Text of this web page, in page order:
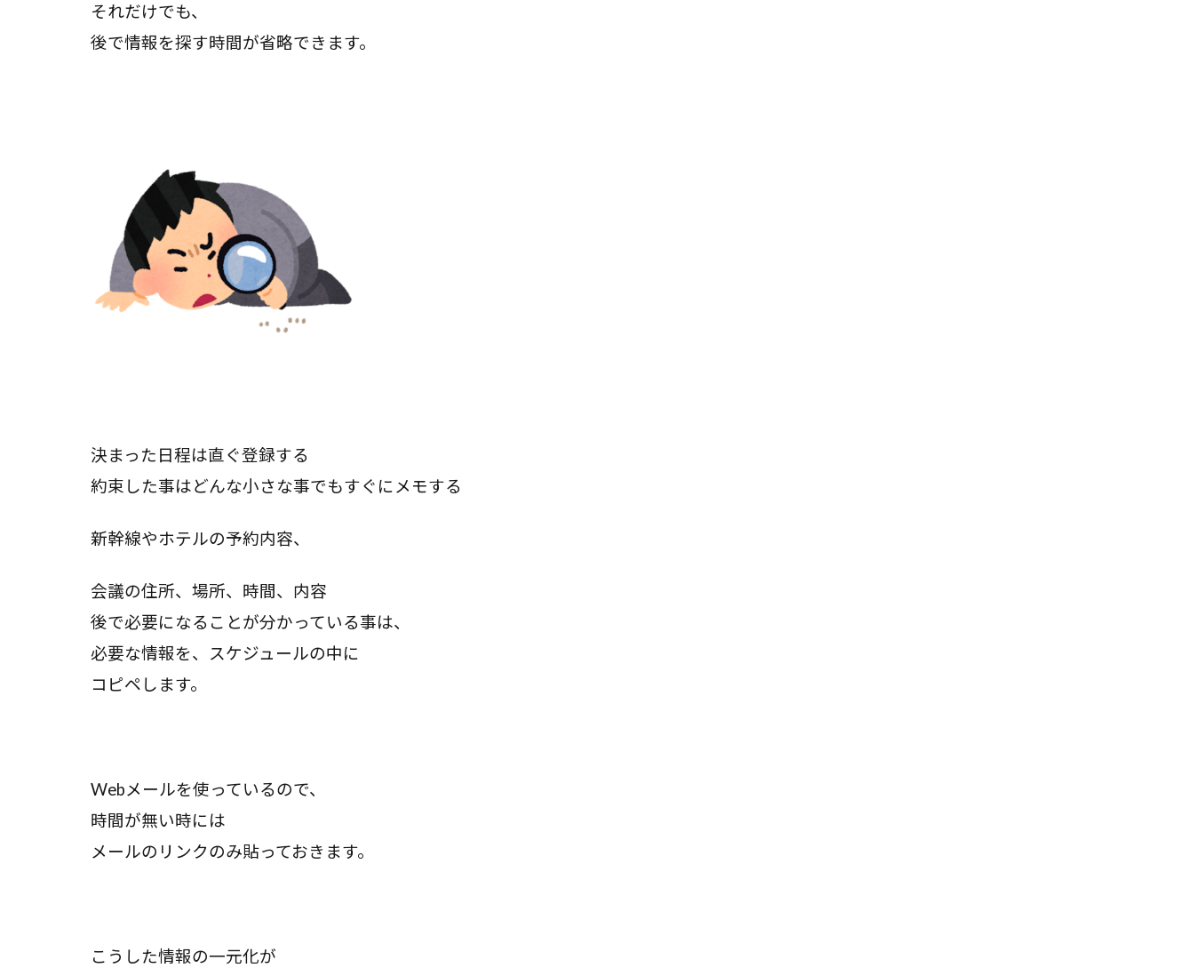
それだけでも、
後で情報を探す時間が省略できます。
決まった日程は直ぐ登録する
約束した事はどんな小さな事でもすぐにメモする
新幹線やホテルの予約内容、
会議の住所、場所、時間、内容
後で必要になることが分かっている事は、
必要な情報を、スケジュールの中に
コピペします。
Webメールを使っているので、
時間が無い時には
メールのリンクのみ貼っておきます。
こうした情報の一元化が